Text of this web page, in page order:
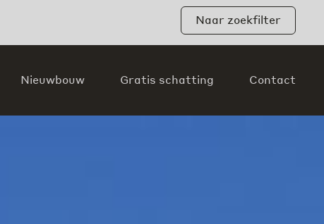
Naar zoekfilter
Nieuwbouw Gratis schatting Contact